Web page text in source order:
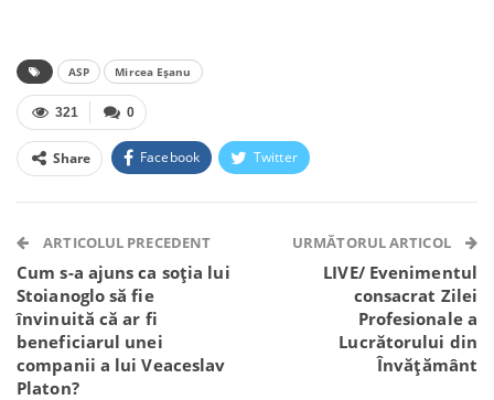
ASP Mircea Eșanu
0
321
Share Facebook Twitter
Telegram WhatsApp Viber
ARTICOLUL PRECEDENT
Cum s-a ajuns ca soția lui
Stoianoglo să fie
învinuită că ar fi
beneficiarul unei
companii a lui Veaceslav
Platon?
URMĂTORUL ARTICOL
LIVE/ Evenimentul
consacrat Zilei
Profesionale a
Lucrătorului din
Învățământ